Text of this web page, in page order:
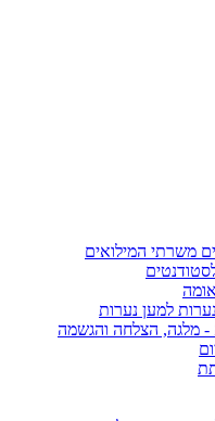
משרתי המילואים
למען נערות
- מלגה, הצלחה והגשמה